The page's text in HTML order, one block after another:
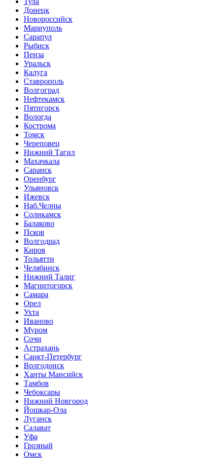
Донецк
Новороссийск
Мариуполь
Сарапул
Рыбиск
Пенза
Уральск
Калуга
Ставрополь
Волгоград
Нефтекамск
Пятигорск
Вологда
Кострома
Томск
Череповец
Нижний Тагил
Махачкала
Саранск
Оренбург
Ульяновск
Ижевск
Наб.Челны
Соликамск
Балаково
Псков
Волгодрад
Киров
Тольятти
Челябинск
Нижний Талиг
Магнитогорск
Самара
Орел
Ухта
Иваново
Муром
Сочи
Астрахань
Санкт-Петербург
Волгодонск
Ханты Мансийск
Тамбов
Чебоксары
Нижний Новгород
Йошкар-Ола
Луганск
Салават
Уфа
Грозный
Омск